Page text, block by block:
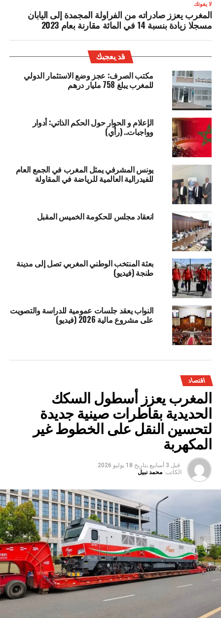
لا يفوتك
المغرب يعزز صادراته من الفراولة المجمدة إلى اليابان
مسجلا زيادة بنسبة 14 في المائة مقارنة بعام 2023
قد يعجبك
مكتب الصرف: عجز وضع الاستثمار الدولي
للمغرب يبلغ 758 مليار درهم
الإعلام و الحوار حول الحكم الذاتي: أدوار
وواجبات.. (رأي)
يونس المشرفي يمثل المغرب في الجمع العام
للفيدرالية العالمية للرياضة في المقاولة
انعقاد مجلس للحكومة الخميس المقبل
بعثة المنتخب الوطني المغربي تصل إلى مدينة
طنجة (فيديو)
النواب يعقد جلسات عمومية للدراسة والتصويت
على مشروع مالية 2026 (فيديو)
اقتصاد
المغرب يعزز أسطول السكك
الحديدية بقاطرات صينية جديدة
لتحسين النقل على الخطوط غير
المكهربة
قبل 3 أسابيع بتاريخ 18 يوليو 2026
الكاتب: محمد نبيل